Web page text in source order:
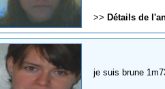
>> Détails de
je suis brune